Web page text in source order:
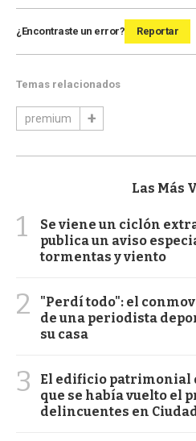
¿Encontraste un error? Reportar
Temas relacionados
premium
Las Más
1
Se viene un ciclón
publica un aviso
tormentas y viento
2
"Perdí todo": el
de una periodista
su casa
3
El edificio patrimonial
que se había vuelto el
delincuentes en